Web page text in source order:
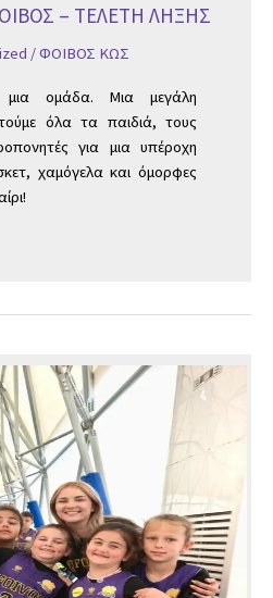
– ΤΕΛΕΤΗ ΛΗΞΗΣ
/ΦΟΙΒΟΣ ΚΩΣ
μια ομάδα. Μια μεγάλη
όλα τα παιδιά, τους
για μια υπέροχη
χαμόγελα και όμορφες